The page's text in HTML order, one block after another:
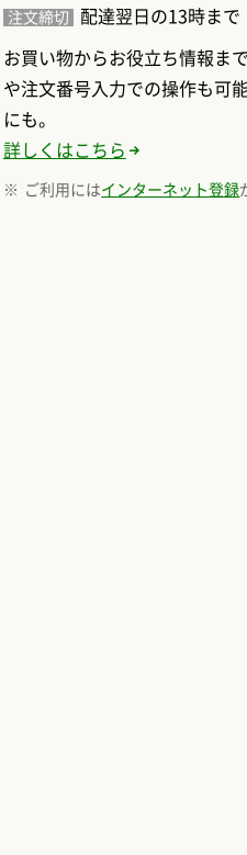
注文締切 配達翌日の13時まで
お買い物からお役立ち情報ま
や注文番号入力での操作も可
にも。
詳しくはこちら
ご利用にはインターネット登録